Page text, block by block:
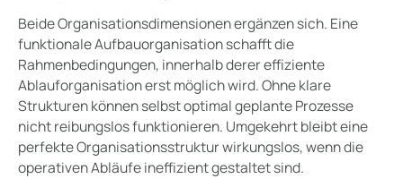
Beide Organisationsdimensionen ergänzen sich. Eine
funktionale Aufbauorganisation schafft die
Rahmenbedingungen, innerhalb derer effiziente
Ablauforganisation erst möglich wird. Ohne klare
Strukturen können selbst optimal geplante Prozesse
nicht reibungslos funktionieren. Umgekehrt bleibt eine
perfekte Organisationsstruktur wirkungslos, wenn die
operativen Abläufe ineffizient gestaltet sind.